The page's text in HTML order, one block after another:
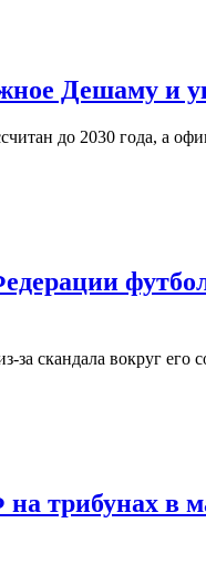
Дешаму и
до 2030 года, а
скандала вокруг его
трибунах в